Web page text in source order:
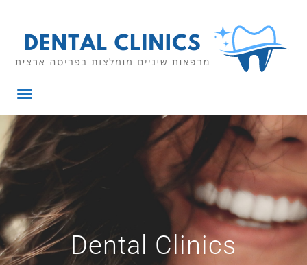
Dental Clinics